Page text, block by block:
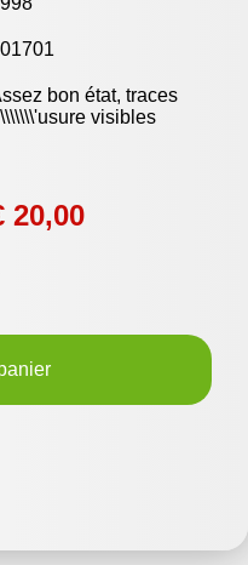
bon état, traces
visibles
20,00